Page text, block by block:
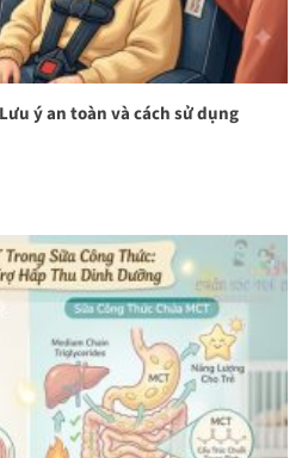
ý an toàn và cách sử dụng